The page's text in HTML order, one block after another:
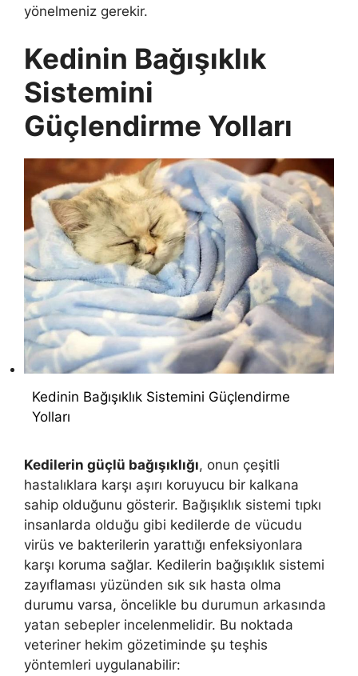
yönelmeniz gerekir.
Kedinin Bağışıklık
Sistemini
Güçlendirme Yolları
Kedinin Bağışıklık Sistemini Güçlendirme
Yolları
Kedilerin güçlü bağışıklığı, onun çeşitli
hastalıklara karşı aşırı koruyucu bir kalkana
sahip olduğunu gösterir. Bağışıklık sistemi tıpkı
insanlarda olduğu gibi kedilerde de vücudu
virüs ve bakterilerin yarattığı enfeksiyonlara
karşı koruma sağlar. Kedilerin bağışıklık sistemi
zayıflaması yüzünden sık sık hasta olma
durumu varsa, öncelikle bu durumun arkasında
yatan sebepler incelenmelidir. Bu noktada
veteriner hekim gözetiminde şu teşhis
yöntemleri uygulanabilir: